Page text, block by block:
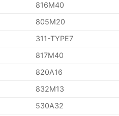
816M40
805M20
311-TYPE7
817M40
820A16
832M13
530A32